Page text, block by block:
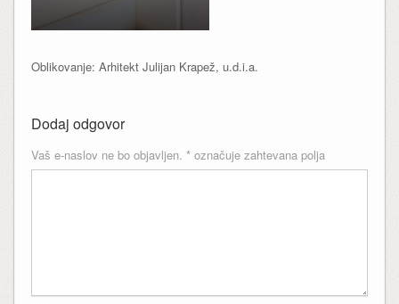
Oblikovanje: Arhitekt Julijan Krapež, u.d.i.a.
Dodaj odgovor
Vaš e-naslov ne bo objavljen. *označuje zahtevana polja